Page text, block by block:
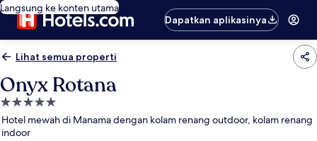
Langsung ke konten utama
Dapatkan aplikasinya
Lihat semua properti
Onyx Rotana
Properti
bintang
5.0
Hotel mewah di Manama dengan kolam renang outdoor, kolam renang
indoor